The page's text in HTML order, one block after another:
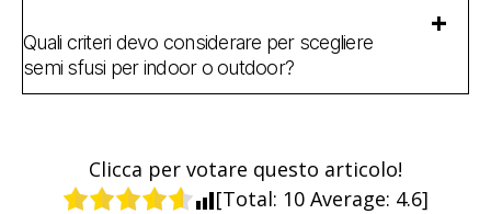
Quali criteri devo considerare per scegliere
semi sfusi per indoor o outdoor?
Clicca per votare questo articolo!
[Total: 10 Average: 4.6]